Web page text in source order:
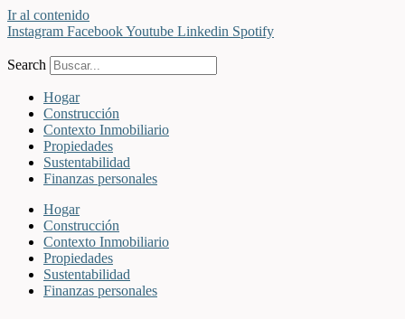
Ir al contenido
Instagram FacebookYoutube Linkedin Spotify
Search
Hogar
Construcción
Contexto Inmobiliario
Propiedades
Sustentabilidad
Finanzas personales
Hogar
Construcción
Contexto Inmobiliario
Propiedades
Sustentabilidad
Finanzas personales